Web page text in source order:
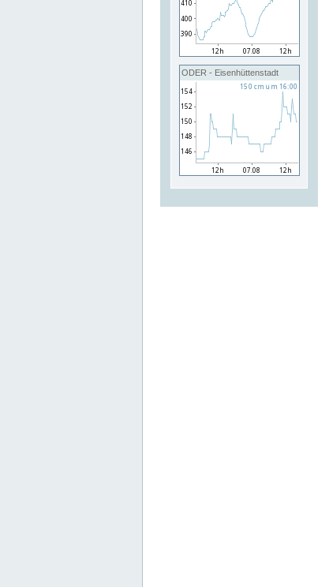
ODER - Eisenhüttenstadt